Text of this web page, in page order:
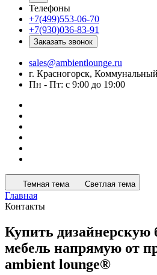
Телефоны
+7(499)553-06-70
+7(930)036-83-91
Заказать звонок
sales@ambientlounge.ru
г. Красногорск,
Пн - Пт: с 9:00 до 19:00
Темная тема Светлая тема
Главная
Контакты
Купить дизайнерскую
мебель напрямую от
ambient lounge®